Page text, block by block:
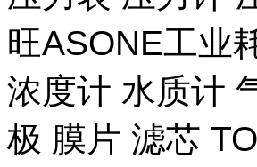
旺ASONE工业
浓度计 水质计
极 膜片 滤芯